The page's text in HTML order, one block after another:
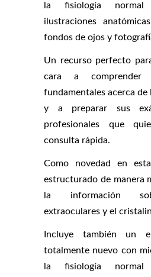
la fisiología
ilustraciones
fondos de ojos y
Un recurso perfecto
cara a comprender
fundamentales acerca
y a preparar sus
profesionales que
consulta rápida.
Como novedad en
estructurado de manera
la información
extraoculares y el
Incluye también un
totalmente nuevo con
la fisiología